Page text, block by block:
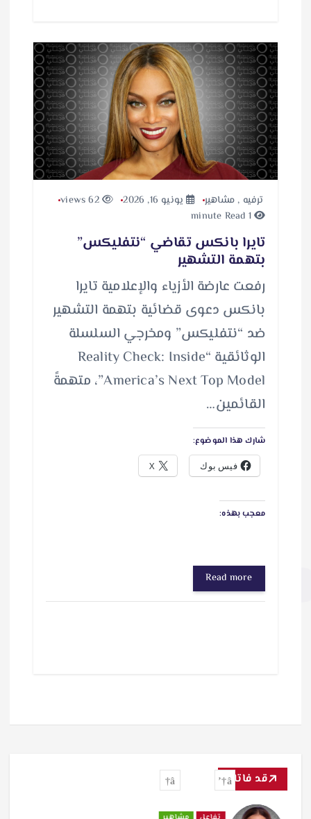
ترفيه , مشاهير يونيو 16, 2026
62 views
1 minute Read
تايرا بانكس تقاضي “نتفليكس”
بتهمة التشهير
رفعت عارضة الأزياء والإعلامية تايرا
بانكس دعوى قضائية بتهمة التشهير
ضد “نتفليكس” ومخرجي السلسلة
الوثائقية “Reality Check: Inside
America’s Next Top Model”، متهمةً
القائمين…
شارك هذا الموضوع:
فيس بوك X
معجب بهذه:
Read more
قد فاتك